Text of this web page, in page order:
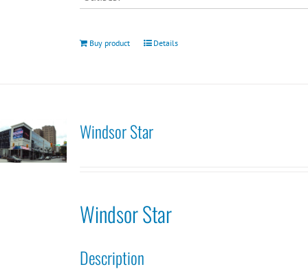
Buy product Details
Windsor Star
Windsor Star
Description